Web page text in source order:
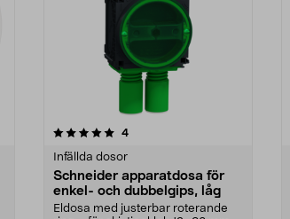
4recensioner
Infällda dosor
Schneider apparatdosa för
enkel- och dubbelgips, låg
Eldosa med justerbar roterande
4.5 av 5 stjärnor